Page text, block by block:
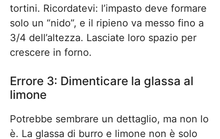
tortini. Ricordatevi: l’impasto deve formare
solo un “nido”, e il ripieno va messo fino a
3/4 dell’altezza. Lasciate loro spazio per
crescere in forno.
Errore 3: Dimenticare la glassa al
limone
Potrebbe sembrare un dettaglio, ma non lo
è. La glassa di burro e limone non è solo